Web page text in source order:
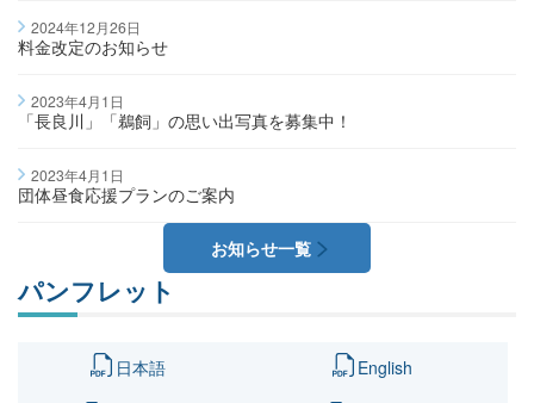
料金改定のお知らせ
2024年12月26日
「長良川」「鵜飼」の思い出写真を募集中！
2023年4月1日
団体昼食応援プランのご案内
2023年4月1日
お知らせ一覧
パンフレット
日本語 English